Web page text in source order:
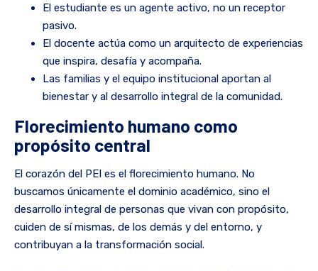
El estudiante es un agente activo, no un receptor
pasivo.
El docente actúa como un arquitecto de experiencias
que inspira, desafía y acompaña.
Las familias y el equipo institucional aportan al
bienestar y al desarrollo integral de la comunidad.
Florecimiento humano como
propósito central
El corazón del PEI es el florecimiento humano. No
buscamos únicamente el dominio académico, sino el
desarrollo integral de personas que vivan con propósito,
cuiden de sí mismas, de los demás y del entorno, y
contribuyan a la transformación social.